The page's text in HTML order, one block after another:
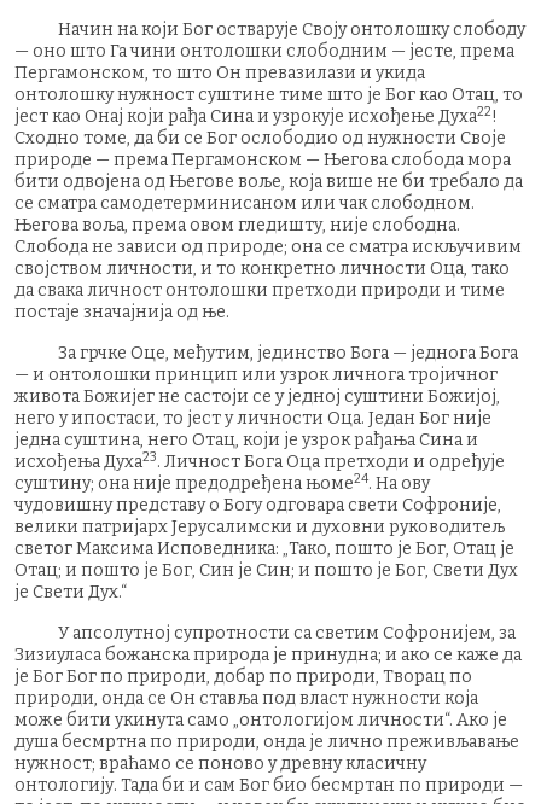
Начин на који Бог остварује Своју онтолошку слободу
— оно што Га чини онтолошки слободним — јесте, према
Пергамонском, то што Он превазилази и укида
онтолошку нужност суштине тиме што је Бог као Отац, то
јест као Онај који рађа Сина и узрокује исхођење Духа22!
Сходно томе, да би се Бог ослободио од нужности Своје
природе — према Пергамонском — Његова слобода мора
бити одвојена од Његове воље, која више не би требало да
се сматра самодетерминисаном или чак слободном.
Његова воља, према овом гледишту, није слободна.
Слобода не зависи од природе; она се сматра искључивим
својством личности, и то конкретно личности Оца, тако
да свака личност онтолошки претходи природи и тиме
постаје значајнија од ње.
За грчке Оце, међутим, јединство Бога — једнога Бога
— и онтолошки принцип или узрок личнога тројичног
живота Божијег не састоји се у једној суштини Божијој,
него у ипостаси, то јест у личности Оца. Један Бог није
једна суштина, него Отац, који је узрок рађања Сина и
исхођења Духа23. Личност Бога Оца претходи и одређује
суштину; она није предодређена њоме24. На ову
чудовишну представу о Богу одговара свети Софроније,
велики патријарх Јерусалимски и духовни руководитељ
светог Максима Исповедника: „Тако, пошто је Бог, Отац је
Отац; и пошто је Бог, Син је Син; и пошто је Бог, Свети Дух
је Свети Дух.“
У апсолутној супротности са светим Софронијем, за
Зизиуласа божанска природа је принудна; и ако се каже да
је Бог Бог по природи, добар по природи, Творац по
природи, онда се Он ставља под власт нужности која
може бити укинута само „онтологијом личности“. Ако је
душа бесмртна по природи, онда је лично преживљавање
нужност; враћамо се поново у древну класичну
онтологију. Тада би и сам Бог био бесмртан по природи —